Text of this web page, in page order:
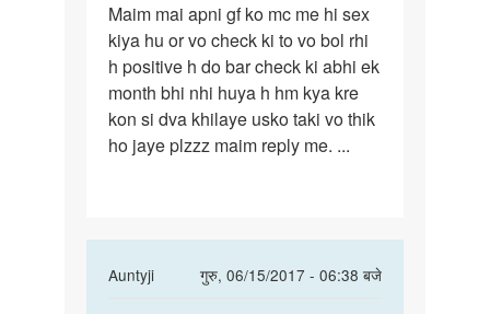
Maim
mai
apni
gf
ko
mc
Maim mai apni gf ko mc me hi sex
kiya hu or vo check ki to vo bol rhi
h positive h do bar check ki abhi ek
month bhi nhi huya h hm kya kre
kon si dva khilaye usko taki vo thik
ho jaye plzzz maim reply me. ...
Auntyji
गुरु, 06/15/2017 - 06:38 बजे
In